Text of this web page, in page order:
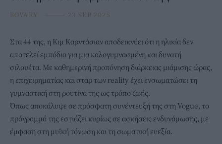
BOVARY ⸻ 23 SEP 2025
Στα 44 της, η Κιμ Καρντάσιαν αποδεικνύει ότι η ηλικία δεν
αποτελεί εμπόδιο για μια καλογυμνασμένη και δυνατή
σιλουέτα. Με καθημερινή προπόνηση διάρκειας μιάμισης ώρας,
η επιχειρηματίας και σταρ των reality έχει ενσωματώσει τη
γυμναστική στη ρουτίνα της ως τρόπο ζωής.
Όπως αποκάλυψε σε πρόσφατη συνέντευξή της στη Vogue, το
πρόγραμμά της εστιάζει κυρίως σε ασκήσεις ενδυνάμωσης, με
έμφαση στη μυϊκή τόνωση και τη σωματική ευεξία.